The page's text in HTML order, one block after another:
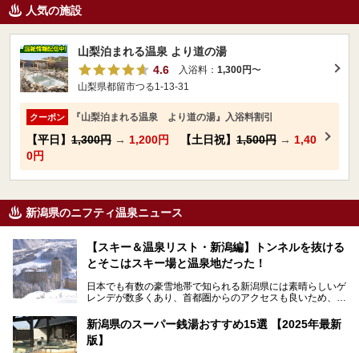
人気の施設
山梨泊まれる温泉 より道の湯
4.6
入浴料： 1,300円〜
山梨県都留市つる1-13-31
クーポン 『山梨泊まれる温泉 より道の湯』入浴料割引
【平日】 1,300円 → 1,200円 【土日祝】 1,500円 → 1,40
0円
新潟県のニフティ温泉ニュース
【スキー＆温泉リスト・新潟編】トンネルを抜ける
とそこはスキー場と温泉地だった！
日本でも有数の豪雪地帯で知られる新潟県には素晴らしいゲ
レンデが数多くあり、首都圏からのアクセスも良いため、関
た全域にわたって月岡、赤倉、松之山、燕、妙高、岩室など
など、古くは文豪にも愛された歴史ある老舗温泉地が多いこ
とで知られています。
新潟県のスーパー銭湯おすすめ15選 【2025年最新
版】